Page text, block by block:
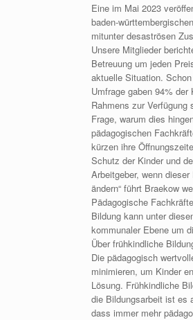
Eine im Mai 2023
baden-
mitunter desaströsen
Unsere Mitglieder
Betreuung um jeden
aktuelle Situation.
Umfrage gaben 94%
Rahmens zur
Frage, warum dies
pädagogischen
kürzen ihre
Schutz der Kinder und
Arbeitgeber, wenn
ändern“ führt Braekow
Pädagogische
Bildung kann unter
kommunaler Ebene um
Über frühkindliche
Die pädagogisch
minimieren, um Kinder
Lösung. Frühkindliche
die Bildungsarbeit ist es
dass immer mehr